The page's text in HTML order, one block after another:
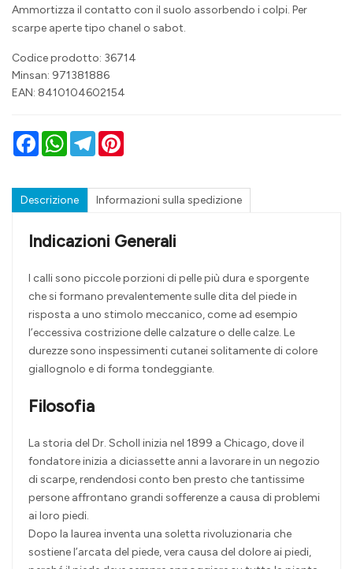
Ammortizza il contatto con il suolo assorbendo i colpi. Per
scarpe aperte tipo chanel o sabot.
Codice prodotto: 36714
Minsan: 971381886
EAN: 8410104602154
FacebookWhatsAppTelegram
Descrizione Informazioni sulla spedizione
Indicazioni Generali
I calli sono piccole porzioni di pelle più dura e sporgente
che si formano prevalentemente sulle dita del piede in
risposta a uno stimolo meccanico, come ad esempio
l’eccessiva costrizione delle calzature o delle calze. Le
durezze sono inspessimenti cutanei solitamente di colore
giallognolo e di forma tondeggiante.
Filosofia
La storia del Dr. Scholl inizia nel 1899 a Chicago, dove il
fondatore inizia a diciassette anni a lavorare in un negozio
di scarpe, rendendosi conto ben presto che tantissime
persone affrontano grandi sofferenze a causa di problemi
ai loro piedi.
Dopo la laurea inventa una soletta rivoluzionaria che
sostiene l’arcata del piede, vera causa del dolore ai piedi,